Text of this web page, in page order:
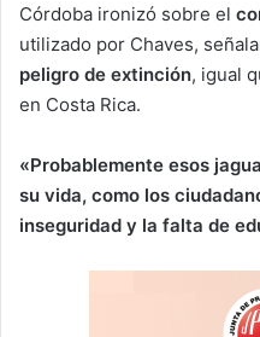
Córdoba ironizó sobre el
utilizado por Chaves,
peligro de extinción, igual
en Costa Rica.
«Probablemente esos
su vida, como los
inseguridad y la falta de